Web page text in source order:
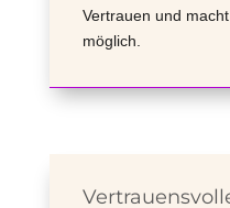
Vertrauen und
möglich.